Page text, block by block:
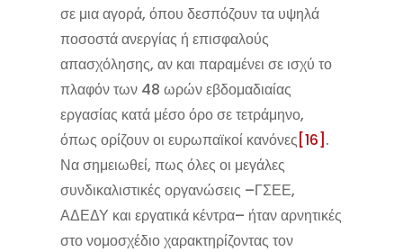
σε μια αγορά, όπου δεσπόζουν τα υψηλά
ποσοστά ανεργίας ή επισφαλούς
απασχόλησης, αν και παραμένει σε ισχύ το
πλαφόν των 48 ωρών εβδομαδιαίας
εργασίας κατά μέσο όρο σε τετράμηνο,
όπως ορίζουν οι ευρωπαϊκοί κανόνες [16] .
Να σημειωθεί, πως όλες οι μεγάλες
συνδικαλιστικές οργανώσεις –ΓΣΕΕ,
ΑΔΕΔΥ και εργατικά κέντρα– ήταν αρνητικές
στο νομοσχέδιο χαρακτηρίζοντας τον